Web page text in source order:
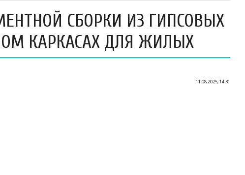
СБОРКИ ИЗ ГИПСОВЫХ
КАРКАСАХ ДЛЯ ЖИЛЫХ
11.08.2025, 14:31